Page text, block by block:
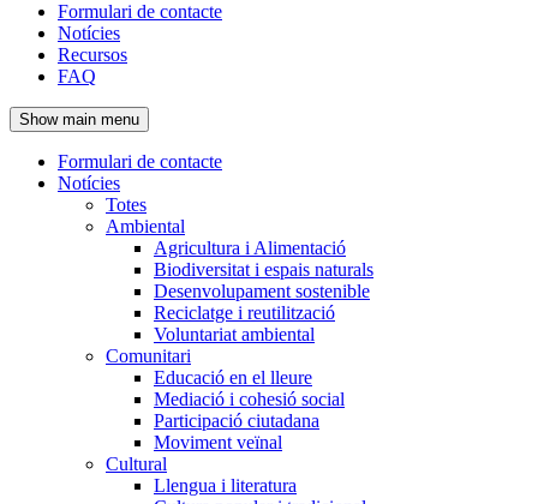
Navegació
principal
de
l'encapçalament
Formulari de contacte
Notícies
Recursos
FAQ
Show main menu
Navegació
principal
Formulari de contacte
Notícies
Totes
Ambiental
Agricultura i Alimentació
Biodiversitat i espais naturals
Desenvolupament sostenible
Reciclatge i reutilització
Voluntariat ambiental
Comunitari
Educació en el lleure
Mediació i cohesió social
Participació ciutadana
Moviment veïnal
Cultural
Llengua i literatura